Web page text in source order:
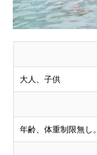
大人、子供
年齢、体重制限無し。